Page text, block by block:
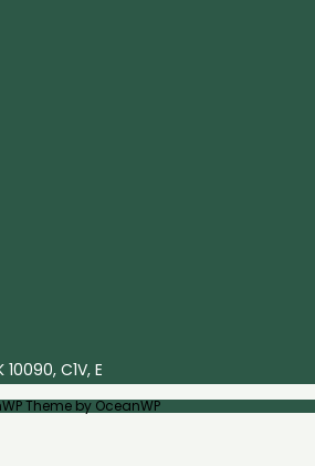
C1V, E
Theme by OceanWP